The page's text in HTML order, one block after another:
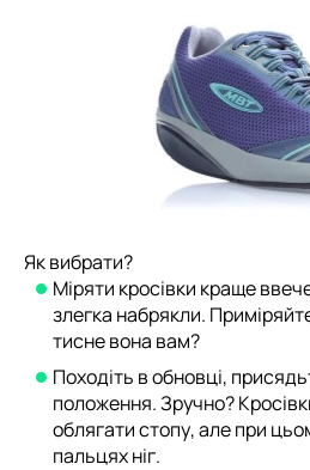
Як вибрати?
Міряти кросівки краще
злегка набрякли.
тисне вона вам?
Походіть в обновці,
положення. Зручно?
облягати стопу, але при
пальцях ніг.